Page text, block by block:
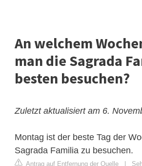
An welchem
man die Sagrada
besten besuchen?
Zuletzt aktualisiert am 6.
Montag ist der beste Tag der
Sagrada Familia zu besuchen.
Antrag auf Entfernung der Quelle